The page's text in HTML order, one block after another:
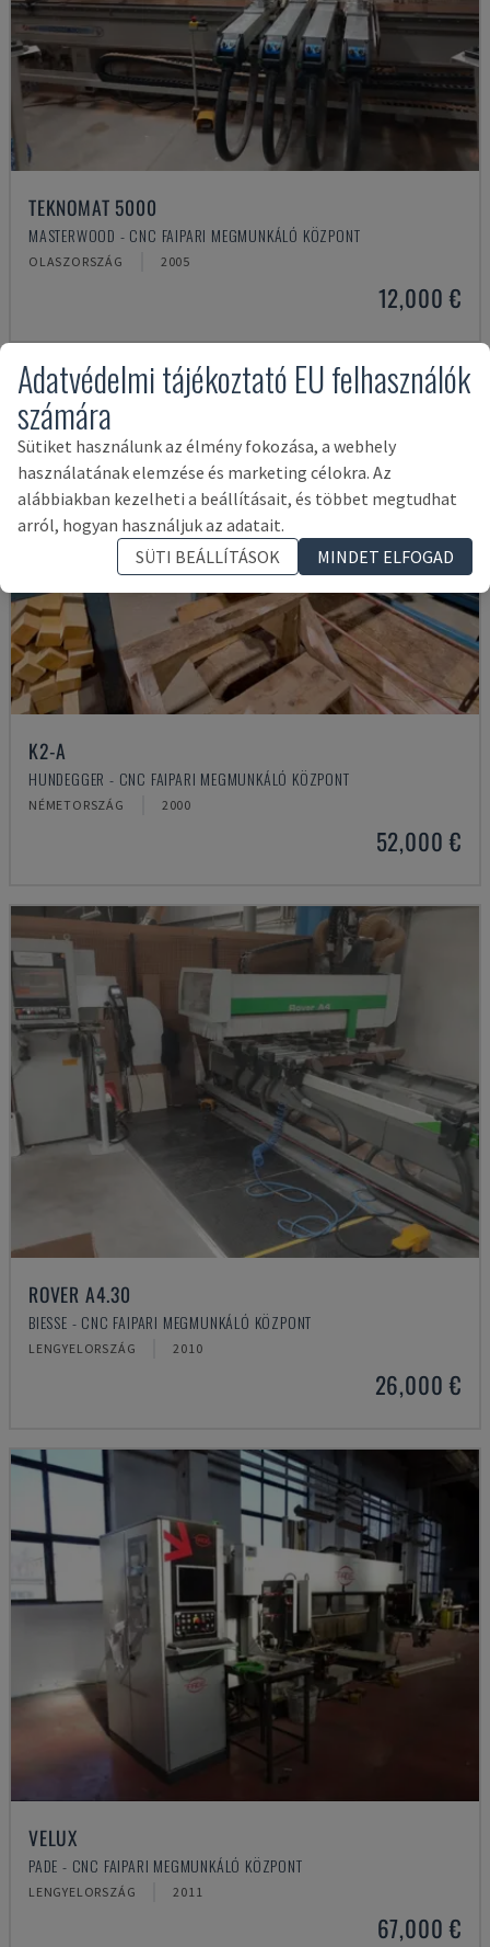
TEKNOMAT 5000
MASTERWOOD - CNC FAIPARI MEGMUNKÁLÓ KÖZPONT
OLASZORSZÁG 2005
12,000 €
K2-A
HUNDEGGER - CNC FAIPARI MEGMUNKÁLÓ KÖZPONT
NÉMETORSZÁG 2000
52,000 €
ROVER A4.30
BIESSE - CNC FAIPARI MEGMUNKÁLÓ KÖZPONT
LENGYELORSZÁG 2010
26,000 €
VELUX
PADE - CNC FAIPARI MEGMUNKÁLÓ KÖZPONT
LENGYELORSZÁG 2011
67,000 €
Adatvédelmi tájékoztató EU felhasználók
számára
Sütiket használunk az élmény fokozása, a webhely
használatának elemzése és marketing célokra. Az
alábbiakban kezelheti a beállításait, és többet megtudhat
arról, hogyan használjuk az adatait.
SÜTI BEÁLLÍTÁSOK
MINDET ELFOGAD